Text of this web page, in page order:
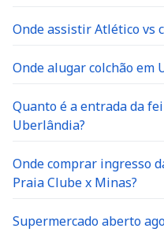
Onde assistir Atlético vs
Onde alugar colchão em
Quanto é a entrada da
Uberlândia?
Onde comprar ingresso
Praia Clube x Minas?
Supermercado aberto